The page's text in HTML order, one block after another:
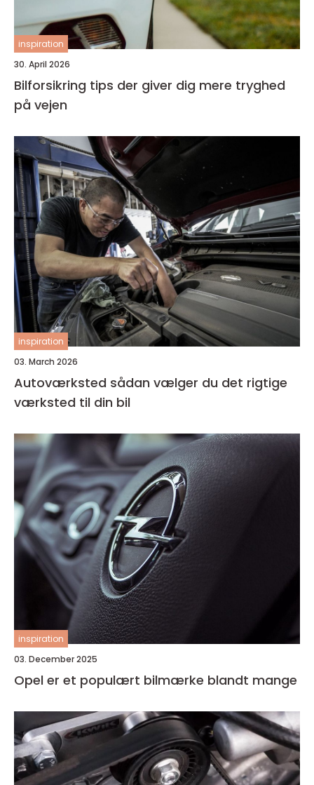
inspiration
30. April 2026
Bilforsikring tips der giver dig mere tryghed
på vejen
inspiration
03. March 2026
Autoværksted sådan vælger du det rigtige
værksted til din bil
inspiration
03. December 2025
Opel er et populært bilmærke blandt mange